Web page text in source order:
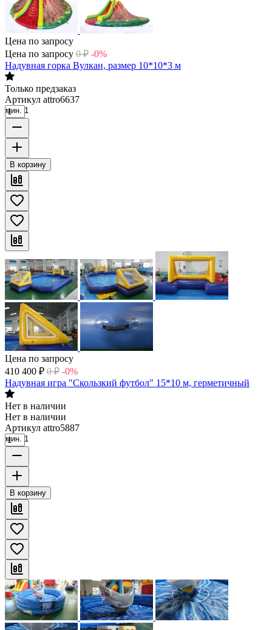
Цена по запросу
Цена по запросу 0 ₽ -0%
Надувная горка Вулкан, размер 10*10*3 м
Только предзаказ
Артикул attro6637
мин. 1
В корзину
Цена по запросу
410 400 ₽ 0 ₽ -0%
Надувная игра "Скользкий футбол" 15*10 м, герметичный
Нет в наличии
Нет в наличии
Артикул attro5887
мин. 1
В корзину